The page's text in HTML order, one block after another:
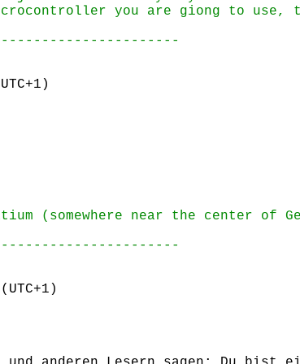
you are giong to use,
(somewhere near the center of